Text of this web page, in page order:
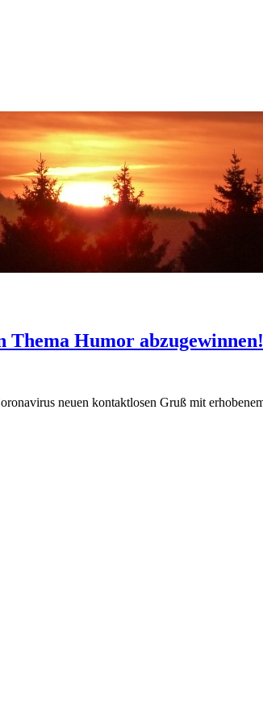
Humor abzugewinnen!
neuen kontaktlosen Gruß mit